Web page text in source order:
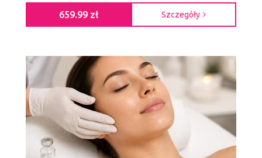
659.99 zł Szczegóły